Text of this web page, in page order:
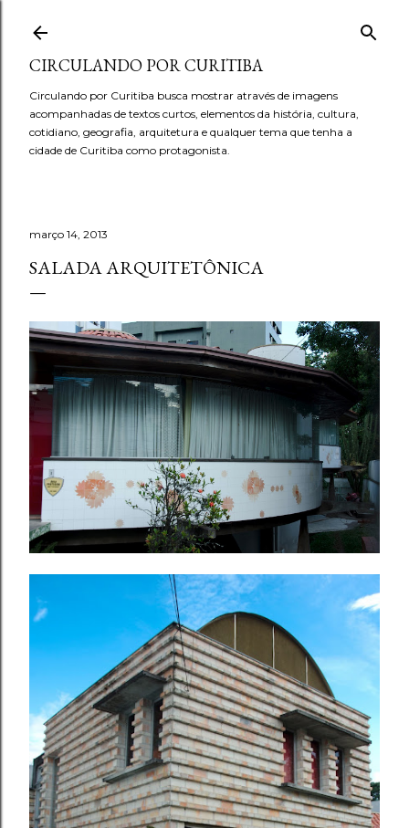
CIRCULANDO POR CURITIBA
Circulando por Curitiba busca mostrar através de imagens
acompanhadas de textos curtos, elementos da história, cultura,
cotidiano, geografia, arquitetura e qualquer tema que tenha a
cidade de Curitiba como protagonista.
março 14, 2013
SALADA ARQUITETÔNICA